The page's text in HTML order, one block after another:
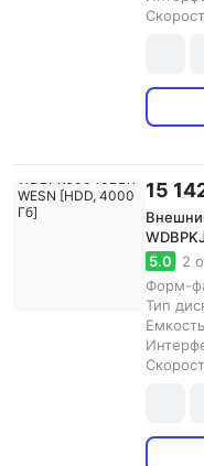
15
5.0
2
Форм-
Тип